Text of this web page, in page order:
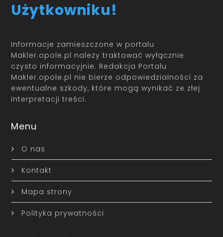
Użytkowniku!
Informacje zamieszczone w portalu
Makler.opole.pl należy traktować wyłącznie
czysto informacyjnie. Redakcja Portalu
Makler.opole.pl nie bierze odpowiedzialności za
ewentualne szkody, które mogą wynikać ze złej
interpretacji treści.
Menu
O nas
Kontakt
Mapa strony
Polityka prywatności